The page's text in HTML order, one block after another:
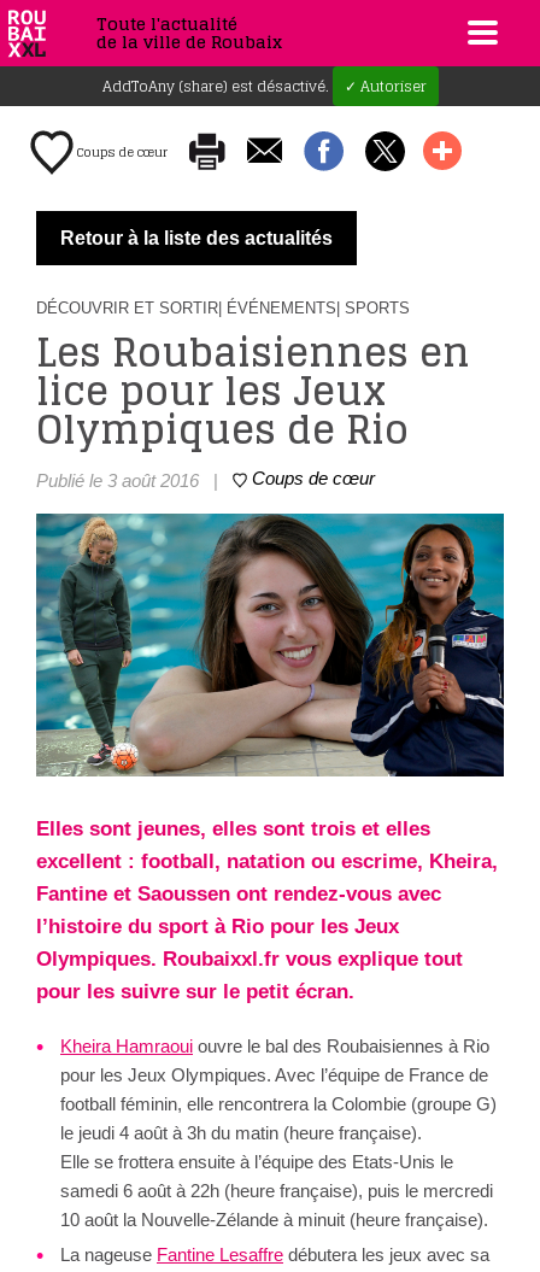
Toute l'actualité
de la ville de Roubaix
AddToAny (share) est désactivé. ✓ Autoriser
Coups de cœur
Retour à la liste des actualités
DÉCOUVRIR ET SORTIR | ÉVÉNEMENTS | SPORTS
Les Roubaisiennes en
lice pour les Jeux
Olympiques de Rio
Publié le 3 août 2016 | Coups de cœur
Elles sont jeunes, elles sont trois et elles
excellent : football, natation ou escrime, Kheira,
Fantine et Saoussen ont rendez-vous avec
l’histoire du sport à Rio pour les Jeux
Olympiques. Roubaixxl.fr vous explique tout
pour les suivre sur le petit écran.
Kheira Hamraoui ouvre le bal des Roubaisiennes à Rio
pour les Jeux Olympiques. Avec l’équipe de France de
football féminin, elle rencontrera la Colombie (groupe G)
le jeudi 4 août à 3h du matin (heure française).
Elle se frottera ensuite à l’équipe des Etats-Unis le
samedi 6 août à 22h (heure française), puis le mercredi
10 août la Nouvelle-Zélande à minuit (heure française).
La nageuse Fantine Lesaffre débutera les jeux avec sa